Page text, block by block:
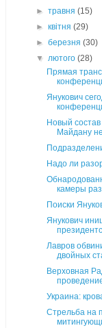
►травня(15)
►квітня(29)
►березня(30)
▼лютого(28)
Прямая
Янукович
Новый
Майдану
Надо ли
камеры
Поиски
Янукович
Лавров
двойных
Верховная
Украина:
Стрельба на